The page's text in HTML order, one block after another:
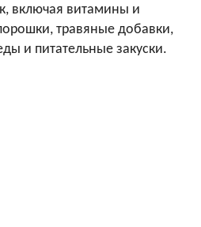
включая витамины и
травяные добавки,
и питательные закуски.